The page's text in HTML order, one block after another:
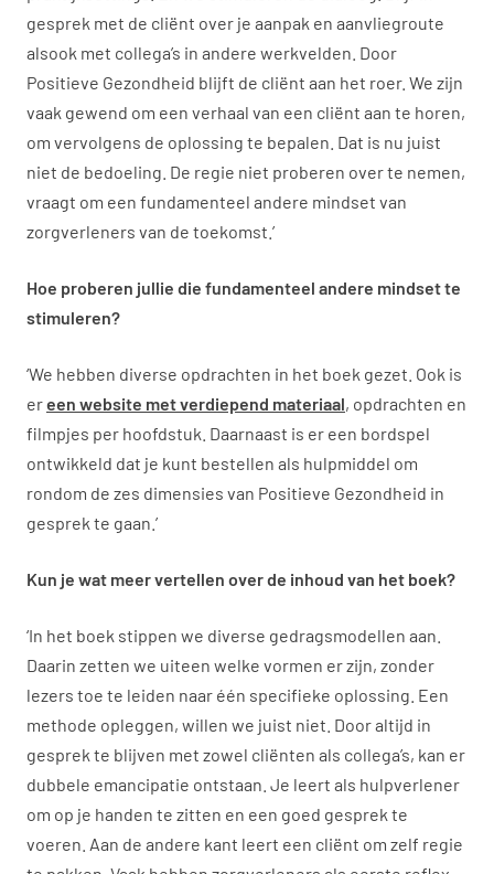
gesprek met de cliënt over je aanpak en aanvliegroute
alsook met collega’s in andere werkvelden. Door
Positieve Gezondheid blijft de cliënt aan het roer. We zijn
vaak gewend om een verhaal van een cliënt aan te horen,
om vervolgens de oplossing te bepalen. Dat is nu juist
niet de bedoeling. De regie niet proberen over te nemen,
vraagt om een fundamenteel andere mindset van
zorgverleners van de toekomst.’
Hoe proberen jullie die fundamenteel andere mindset te
stimuleren?
‘We hebben diverse opdrachten in het boek gezet. Ook is
ereen website met verdiepend materiaal, opdrachten en
filmpjes per hoofdstuk. Daarnaast is er een bordspel
ontwikkeld dat je kunt bestellen als hulpmiddel om
rondom de zes dimensies van Positieve Gezondheid in
gesprek te gaan.’
Kun je wat meer vertellen over de inhoud van het boek?
‘In het boek stippen we diverse gedragsmodellen aan.
Daarin zetten we uiteen welke vormen er zijn, zonder
lezers toe te leiden naar één specifieke oplossing. Een
methode opleggen, willen we juist niet. Door altijd in
gesprek te blijven met zowel cliënten als collega’s, kan er
dubbele emancipatie ontstaan. Je leert als hulpverlener
om op je handen te zitten en een goed gesprek te
voeren. Aan de andere kant leert een cliënt om zelf regie